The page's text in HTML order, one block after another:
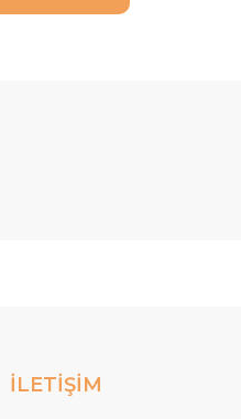
İLETİŞİM